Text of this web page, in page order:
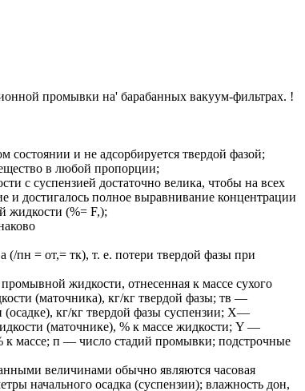
промывки на' барабанных вакуум-фильтрах. !
состоянии и не адсорбируется твердой фазой;
в любой пропорции;
с суспензией достаточно велика, чтобы на всех
и достигалось полное выравнивание концентрации
жидкости (%= F,);
(/пн = от,= тк), т. е. потери твердой фазы при
жидкости, отнесенная к массе сухого
(маточника), кг/кг твердой фазы; тв —
кг/кг твердой фазы суспензии; X—
(маточнике), % к массе жидкости; Y —
массе; п — число стадий промывки; подстрочные
величинами обычно являются часовая
начального осадка (суспензии); влажность дон,